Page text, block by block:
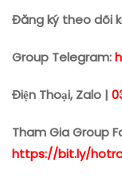
Đăng ký theo dõi
Group Telegram:
Điện Thoại, Zalo |
Tham Gia Group
https://bit.ly/